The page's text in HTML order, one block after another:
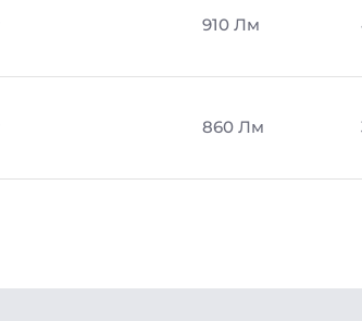
910 Лм
860 Лм